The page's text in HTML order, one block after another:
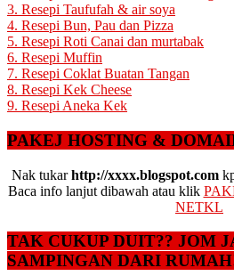
3. Resepi Taufufah & air soya
4. Resepi Bun, Pau dan Pizza
5. Resepi Roti Canai dan murtabak
6. Resepi Muffin
7. Resepi Coklat Buatan Tangan
8. Resepi Kek Cheese
9. Resepi Aneka Kek
PAKEJ HOSTING &
Nak tukarhttp://xxxx.blogspot.com
Baca info lanjut dibawah atau klik
NETKL
TAK CUKUP DUIT?? JOM
SAMPINGAN DARI